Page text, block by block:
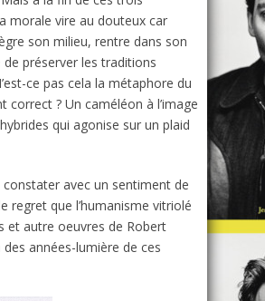
morale vire au douteux car
son milieu, rentre dans son
préserver les traditions
ce pas cela la métaphore du
correct ? Un caméléon à l’image
qui agonise sur un plaid
constater avec un sentiment de
regret que l’humanisme vitriolé
et autre oeuvres de Robert
années-lumière de ces